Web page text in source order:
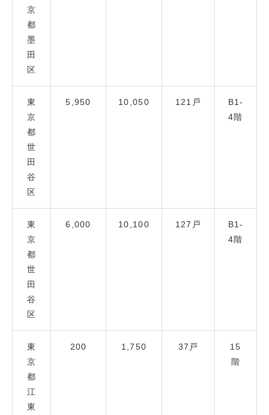
京
都
墨
田
区
東
京
都
世
田
谷
区
5,950 10,050 121戸
B1-
4階
東
京
都
世
田
谷
区
6,000 10,100 127戸
B1-
4階
東
京
都
江
東
200 1,750 37戸
15
階